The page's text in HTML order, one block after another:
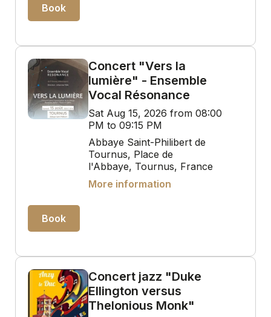
Book
Concert "Vers la
lumière" - Ensemble
Vocal Résonance
Sat Aug 15, 2026 from 08:00
PM to 09:15 PM
Abbaye Saint-Philibert de
Tournus, Place de
l'Abbaye, Tournus, France
More information
Book
Concert jazz "Duke
Ellington versus
Thelonious Monk"